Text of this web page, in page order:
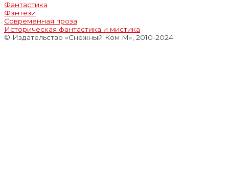
Фантастика
Фэнтези
Современная проза
Историческая фантастика и мистика
© Издательство «Снежный Ком М», 2010-2024